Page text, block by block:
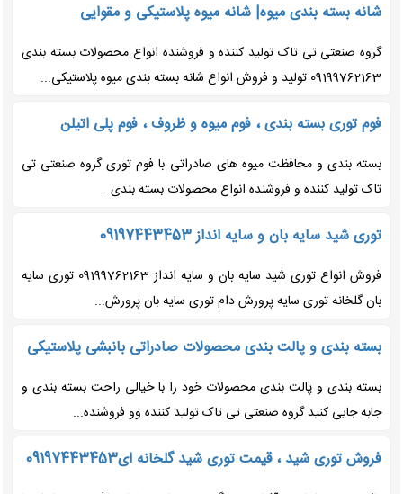
شانه بسته بندی میوه| شانه میوه پلاستیکی و مقوایی
گروه صنعتی تی تاک تولید کننده و فروشنده انواع محصولات بسته بندی
09199762163 تولید و فروش انواع شانه بسته بندی میوه پلاستیکی...
فوم توری بسته بندی ، فوم میوه و ظروف ، فوم پلی اتیلن
بسته بندی و محافظت میوه های صادراتی با فوم توری گروه صنعتی تی
تاک تولید کننده و فروشنده انواع محصولات بسته بندی...
توری شید سایه بان و سایه انداز 09197443453
فروش انواع توری شید سایه بان و سایه انداز 09199762163 توری سایه
بان گلخانه توری سایه پرورش دام توری سایه بان پرورش...
بسته بندی و پالت بندی محصولات صادراتی بانبشی پلاستیکی
بسته بندی و پالت بندی محصولات خود را با خیالی راحت بسته بندی و
جابه جایی کنید گروه صنعتی تی تاک تولید کننده وو فروشنده...
فروش توری شید ، قیمت توری شید گلخانه ای09197443453